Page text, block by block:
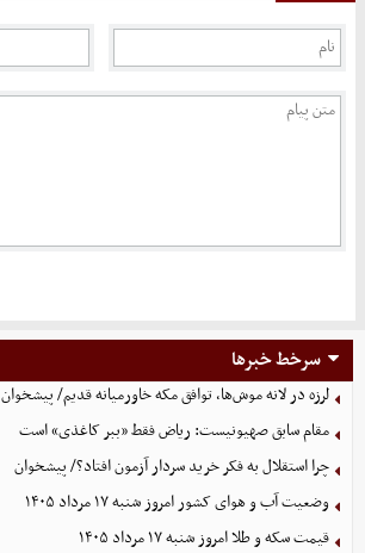
سرخط خبرها
لرزه در لانه موش‌ها، توافق مکه خاورمیانه قدیم/ پیشخوان
مقام سابق صهیونیست: ریاض فقط «ببر کاغذی» است
چرا استقلال به فکر خرید سردار آزمون افتاد؟/ پیشخوان
وضعیت آب و هوای کشور امروز شنبه ۱۷ مرداد ۱۴۰۵
قیمت سکه و طلا امروز شنبه ۱۷ مرداد ۱۴۰۵